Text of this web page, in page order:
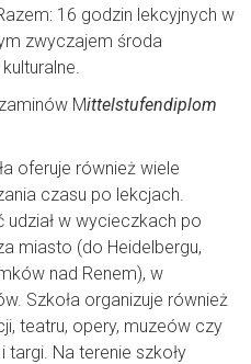
16 godzin lekcyjnych w
zwyczajem środa
Mittelstufendiplom
oferuje również wiele
czasu po lekcjach.
w wycieczkach po
miasto (do Heidelbergu,
nad Renem), w
Szkoła organizuje również
teatru, opery, muzeów czy
Na terenie szkoły